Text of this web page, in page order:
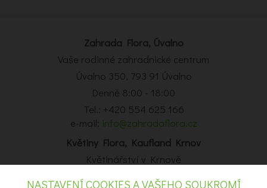
Zahrada Flora, Úvalno
Vaše rodinné zahradnické centrum
Úvalno 350, 793 91 Úvalno
Denně 8:00 - 18:00
Tel.: +420 554 625 166
e-mail: info@zahradaflora.cz
Květiny Flora, Kaufland Krnov
Květinářství v Krnově
Obchodní centrum Kaufland Krnov, Opavská 14, Krnov
NASTAVENÍ COOKIES A VAŠEHO SOUKROMÍ